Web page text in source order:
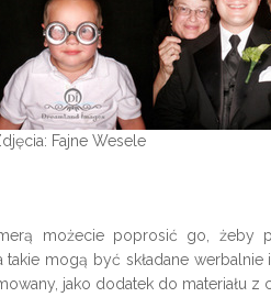
Fajne Wesele
możecie poprosić go, żeby
mogą być składane
jako dodatek do materiału z